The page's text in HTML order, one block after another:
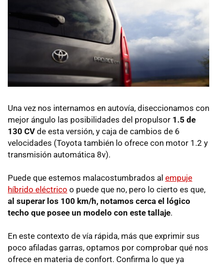
Una vez nos internamos en autovía, diseccionamos con
mejor ángulo las posibilidades del propulsor 1.5 de
130 CV de esta versión, y caja de cambios de 6
velocidades (Toyota también lo ofrece con motor 1.2 y
transmisión automática 8v).
Puede que estemos malacostumbrados al empuje
híbrido eléctrico o puede que no, pero lo cierto es que,
al superar los 100 km/h, notamos cerca el lógico
techo que posee un modelo con este tallaje.
En este contexto de vía rápida, más que exprimir sus
poco afiladas garras, optamos por comprobar qué nos
ofrece en materia de confort. Confirma lo que ya